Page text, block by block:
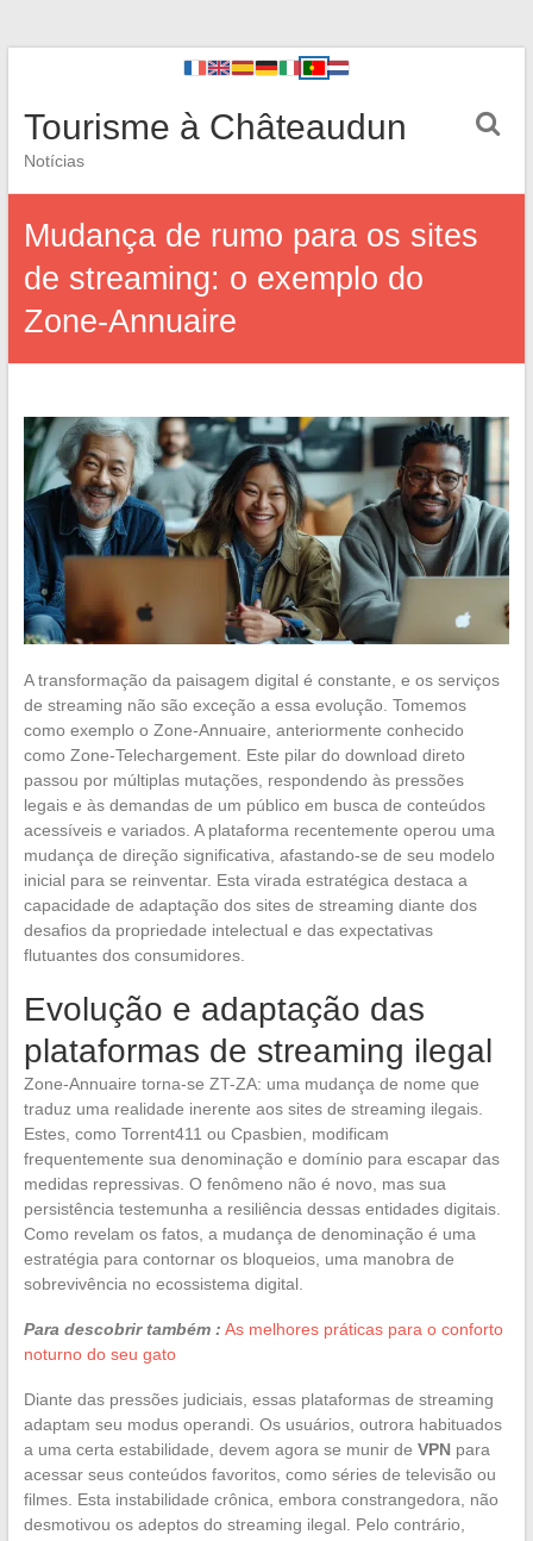
Tourisme à Châteaudun
Notícias
Mudança de rumo para os sites
de streaming: o exemplo do
Zone-Annuaire
A transformação da paisagem digital é constante, e os serviços
de streaming não são exceção a essa evolução. Tomemos
como exemplo o Zone-Annuaire, anteriormente conhecido
como Zone-Telechargement. Este pilar do download direto
passou por múltiplas mutações, respondendo às pressões
legais e às demandas de um público em busca de conteúdos
acessíveis e variados. A plataforma recentemente operou uma
mudança de direção significativa, afastando-se de seu modelo
inicial para se reinventar. Esta virada estratégica destaca a
capacidade de adaptação dos sites de streaming diante dos
desafios da propriedade intelectual e das expectativas
flutuantes dos consumidores.
Evolução e adaptação das
plataformas de streaming ilegal
Zone-Annuaire torna-se ZT-ZA: uma mudança de nome que
traduz uma realidade inerente aos sites de streaming ilegais.
Estes, como Torrent411 ou Cpasbien, modificam
frequentemente sua denominação e domínio para escapar das
medidas repressivas. O fenômeno não é novo, mas sua
persistência testemunha a resiliência dessas entidades digitais.
Como revelam os fatos, a mudança de denominação é uma
estratégia para contornar os bloqueios, uma manobra de
sobrevivência no ecossistema digital.
Para descobrir também : As melhores práticas para o conforto
noturno do seu gato
Diante das pressões judiciais, essas plataformas de streaming
adaptam seu modus operandi. Os usuários, outrora habituados
a uma certa estabilidade, devem agora se munir de VPNpara
acessar seus conteúdos favoritos, como séries de televisão ou
filmes. Esta instabilidade crônica, embora constrangedora, não
desmotivou os adeptos do streaming ilegal. Pelo contrário,